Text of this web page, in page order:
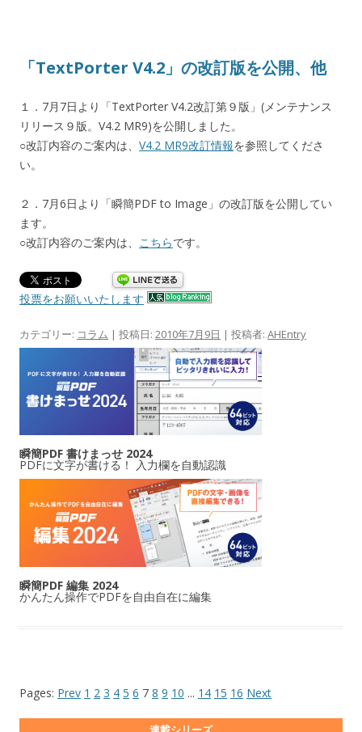
「TextPorter V4.2」の改訂版を公開、他
１．7月7日より「TextPorter V4.2改訂第９版」(メンテナンス
リリース９版。V4.2 MR9)を公開しました。
○改訂内容のご案内は、 V4.2 MR9改訂情報を参照してくださ
い。
２．7月6日より「瞬簡PDF to Image」の改訂版を公開してい
ます。
○改訂内容のご案内は、 こちらです。
投票をお願いいたします
カテゴリー: コラム | 投稿日: 2010年7月9日 | 投稿者: AHEntry
瞬簡PDF 書けまっせ 2024
PDFに文字が書ける！ 入力欄を自動認識
瞬簡PDF 編集 2024
かんたん操作でPDFを自由自在に編集
Pages: Prev 1 2 3 4 5 6 7 8 9 10 ... 14 15 16 Next